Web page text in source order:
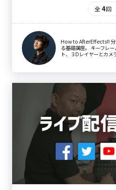
全 4回
How to AfterEffects!! 分
る基礎講座。 キーフレ
ト、３Dレイヤーとカメ